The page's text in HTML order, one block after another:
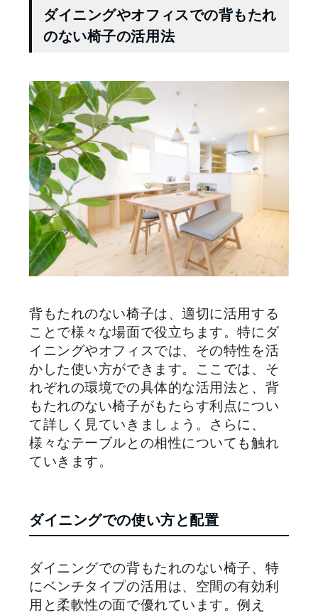
ダイニングやオフィスでの背もたれ
のない椅子の活用法
背もたれのない椅子は、適切に活用する
ことで様々な場面で役立ちます。特にダ
イニングやオフィスでは、その特性を活
かした使い方ができます。ここでは、そ
れぞれの環境での具体的な活用法と、背
もたれのない椅子がもたらす利点につい
て詳しく見ていきましょう。さらに、
様々なテーブルとの相性についても触れ
ていきます。
ダイニングでの使い方と配置
ダイニングでの背もたれのない椅子、特
にベンチタイプの活用は、空間の有効利
用と柔軟性の面で優れています。例え